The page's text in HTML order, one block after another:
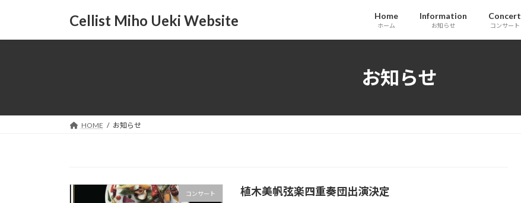
Cellist Miho Ueki Website Home
ホーム
Information
お知らせ
Concert
コンサート
お知らせ
HOME お知らせ
コンサート 植木美帆弦楽四重奏団出演決定